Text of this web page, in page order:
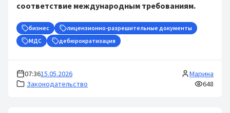
соответствие международным требованиям.
бизнес
лицензионно-разрешительные документы
МДС
дебюрократизация
07:3615.05.2026
Законодательство
Марина
648